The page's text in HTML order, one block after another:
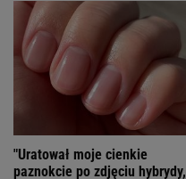
"Uratował moje cienkie
paznokcie po zdjęciu hybrydy,